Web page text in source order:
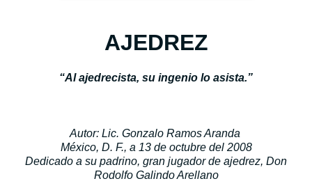
AJEDREZ
“Al ajedrecista, su ingenio lo asista.”
Autor: Lic. Gonzalo Ramos Aranda
México, D. F., a 13 de octubre del 2008
Dedicado a su padrino, gran jugador de ajedrez, Don
Rodolfo Galindo Arellano